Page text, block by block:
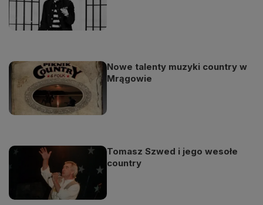
Nowe talenty muzyki country w
Mrągowie
Tomasz Szwed i jego wesołe
country